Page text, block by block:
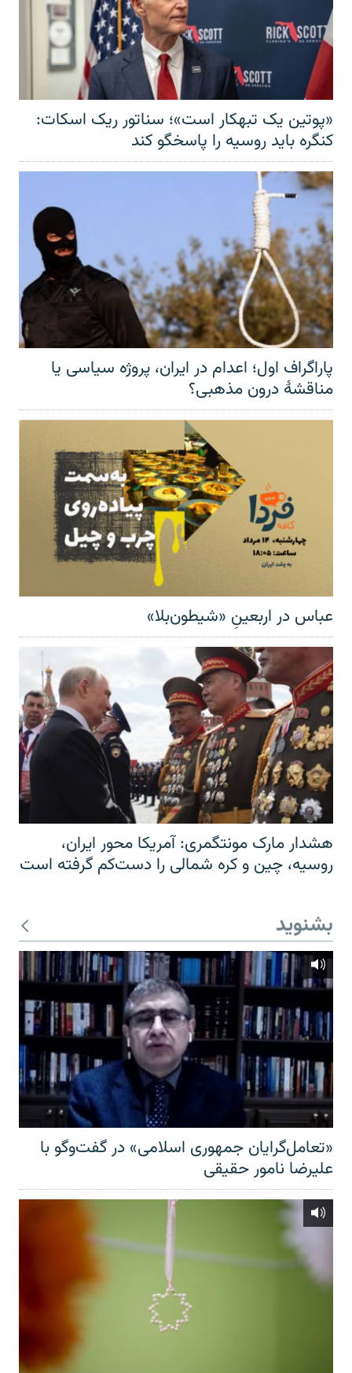
«پوتین یک تبهکار است»؛ سناتور ریک اسکات:
کنگره باید روسیه را پاسخگو کند
پاراگراف اول؛ اعدام در ایران، پروژه سیاسی یا
مناقشهٔ درون مذهبی؟
عباس در اربعینِ «شیطون‌بلا»
هشدار مارک مونتگمری: آمریکا محور ایران،
روسیه، چین و کره شمالی را دست‌کم گرفته است
بشنوید
«تعامل‌گرایان جمهوری اسلامی» در گفت‌وگو با
علیرضا نامور حقیقی